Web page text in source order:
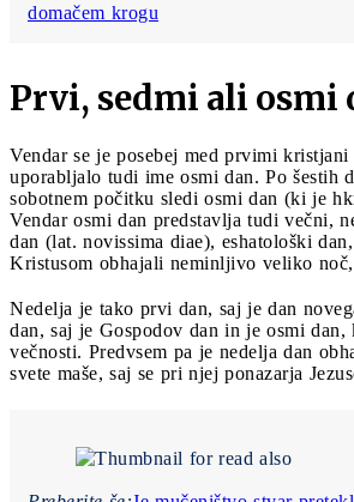
domačem krogu
Prvi, sedmi ali osmi
Vendar se je posebej med prvimi kristjani
uporabljalo tudi ime osmi dan. Po šestih
sobotnem počitku sledi osmi dan (ki je
Vendar osmi dan predstavlja tudi večni,
dan (lat. novissima diae), eshatološki
Kristusom obhajali neminljivo veliko
Nedelja je tako prvi dan, saj je dan
dan, saj je Gospodov dan in je osmi
večnosti. Predvsem pa je nedelja dan
svete maše, saj se pri njej ponazarja